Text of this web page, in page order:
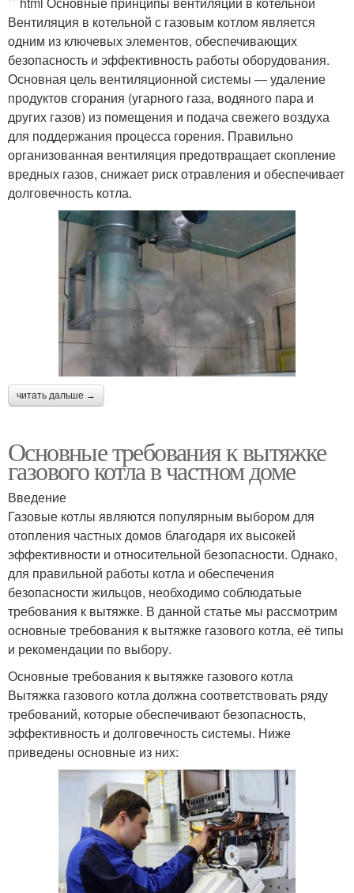
Вентиляция в котельной с газовым котлом является
одним из ключевых элементов, обеспечивающих
безопасность и эффективность работы оборудования.
Основная цель вентиляционной системы — удаление
продуктов сгорания (угарного газа, водяного пара и
других газов) из помещения и подача свежего воздуха
для поддержания процесса горения. Правильно
организованная вентиляция предотвращает скопление
вредных газов, снижает риск отравления и обеспечивает
долговечность котла.
читать дальше →
Основные требования к вытяжке
газового котла в частном доме
Введение
Газовые котлы являются популярным выбором для
отопления частных домов благодаря их высокей
эффективности и относительной безопасности. Однако,
для правильной работы котла и обеспечения
безопасности жильцов, необходимо соблюдатьые
требования к вытяжке. В данной статье мы рассмотрим
основные требования к вытяжке газового котла, её типы
и рекомендации по выбору.
Основные требования к вытяжке газового котла
Вытяжка газового котла должна соответствовать ряду
требований, которые обеспечивают безопасность,
эффективность и долговечность системы. Ниже
приведены основные из них: